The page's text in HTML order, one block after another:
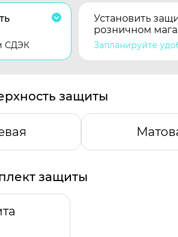
СДЭК
Установить
розничном
Запланируйте
защиты
защиты